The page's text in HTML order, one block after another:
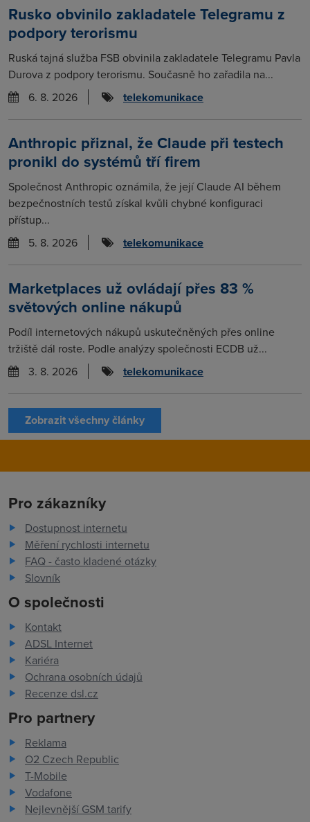
Rusko obvinilo zakladatele Telegramu z
podpory terorismu
Ruská tajná služba FSB obvinila zakladatele Telegramu Pavla
Durova z podpory terorismu. Současně ho zařadila na...
6. 8. 2026
telekomunikace
Anthropic přiznal, že Claude při testech
pronikl do systémů tří firem
Společnost Anthropic oznámila, že její Claude AI během
bezpečnostních testů získal kvůli chybné konfiguraci
přístup...
5. 8. 2026
telekomunikace
Marketplaces už ovládají přes 83 %
světových online nákupů
Podíl internetových nákupů uskutečněných přes online
tržiště dál roste. Podle analýzy společnosti ECDB už...
3. 8. 2026
telekomunikace
Zobrazit všechny články
Pro zákazníky
Dostupnost internetu
Měření rychlosti internetu
FAQ - často kladené otázky
Slovník
O společnosti
Kontakt
ADSL Internet
Kariéra
Ochrana osobních údajů
Recenze dsl.cz
Pro partnery
Reklama
O2 Czech Republic
T-Mobile
Vodafone
Nejlevnější GSM tarify